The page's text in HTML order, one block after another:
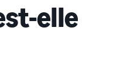
elle